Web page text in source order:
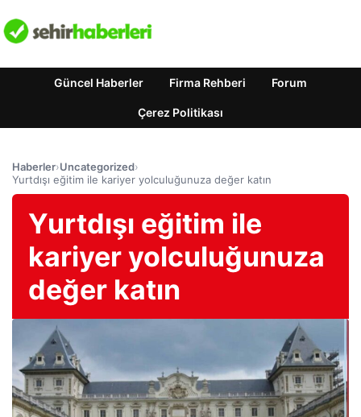
Güncel Haberler Firma Rehberi Forum
Çerez Politikası
Haberler›Uncategorized›
Yurtdışı eğitim ile kariyer yolculuğunuza değer katın
Yurtdışı eğitim ile
kariyer yolculuğunuza
değer katın